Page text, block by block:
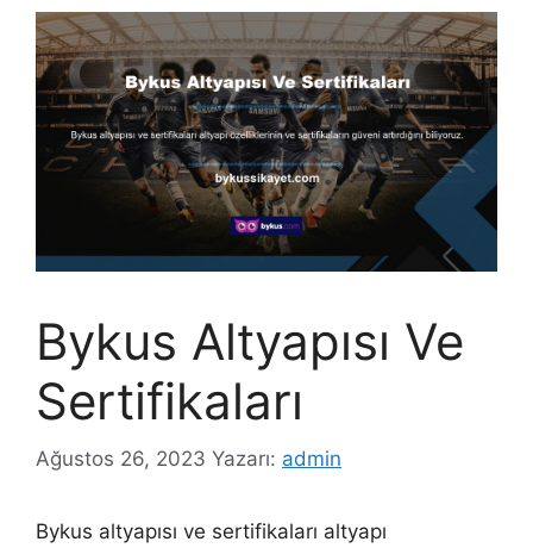
Bykus Altyapısı Ve
Sertifikaları
Ağustos 26, 2023 Yazarı: admin
Bykus altyapısı ve sertifikaları altyapı